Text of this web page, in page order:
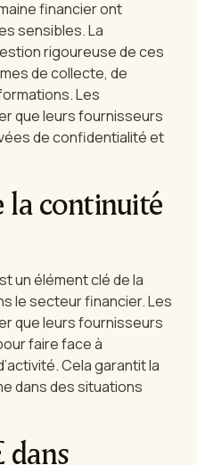
financier ont
sensibles. La
rigoureuse de ces
de collecte, de
Les
que leurs fournisseurs
de confidentialité et
la continuité
un élément clé de la
le secteur financier. Les
que leurs fournisseurs
faire face à
Cela garantit la
dans des situations
dans